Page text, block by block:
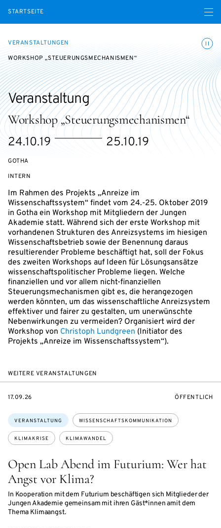
STARTSEITE Menü
VERANSTALTUNGEN
WORKSHOP „STEUERUNGSMECHANISMEN“
Workshop „Steuerungsmechanismen“
Veranstaltung
eventBeginsOn
24.10.19
eventEndsOn 25.10.19
GOTHA
VERANSTALTUNGSZUGANG:
INTERN
Im Rahmen des Projekts „Anreize im
Wissenschaftssystem“ findet vom 24.-25. Oktober 2019
in Gotha ein Workshop mit Mitgliedern der Jungen
Akademie statt. Während sich der erste Workshop mit
vorhandenen Strukturen des Anreizsystems im hiesigen
Wissenschaftsbetrieb sowie der Benennung daraus
resultierender Probleme beschäftigt hat, soll der Fokus
des zweiten Workshops auf Ideen für Lösungsansätze
wissenschaftspolitischer Probleme liegen. Welche
finanziellen und vor allem nicht-finanziellen
Steuerungsmechanismen gibt es, die herangezogen
werden könnten, um das wissenschaftliche Anreizsystem
effektiver und fairer zu gestalten, um unerwünschte
Nebenwirkungen zu vermeiden? Organisiert wird der
Workshop von Christoph Lundgreen (Initiator des
Projekts „Anreize im Wissenschaftssystem“).
WEITERE VERANSTALTUNGEN
Open Lab Abend im Futurium: Wer hat
Angst vor Klima?
In Kooperation mit dem Futurium beschäftigen sich Mitglieder der
Jungen Akademie gemeinsam mit ihren Gäst*innen amit dem
Thema Klimaangst.
Themen:
VERANSTALTUNG WISSENSCHAFTSKOMMUNIKATION
KLIMAKRISE KLIMAWANDEL
EVENTBEGINSON
17.09.26 ÖFFENTLICH